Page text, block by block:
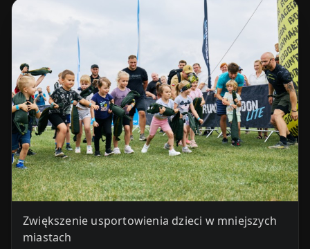
Zwiększenie usportowienia dzieci w mniejszych
miastach